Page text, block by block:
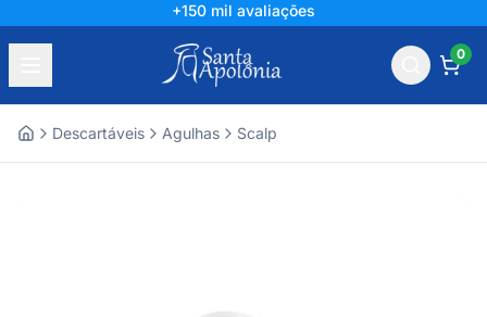
+150 mil avaliações
0
Descartáveis Agulhas Scalp